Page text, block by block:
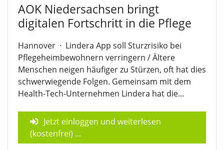
AOK Niedersachsen bringt
digitalen Fortschritt in die Pflege
Hannover · Lindera App soll Sturzrisiko bei
Pflegeheimbewohnern verringern / Ältere
Menschen neigen häufiger zu Stürzen, oft hat dies
schwerwiegende Folgen. Gemeinsam mit dem
Health-Tech-Unternehmen Lindera hat die...
Jetzt einloggen und weiterlesen
(kostenfrei) ...